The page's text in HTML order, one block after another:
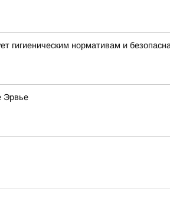
гигиеническим нормативам и
Эрвье